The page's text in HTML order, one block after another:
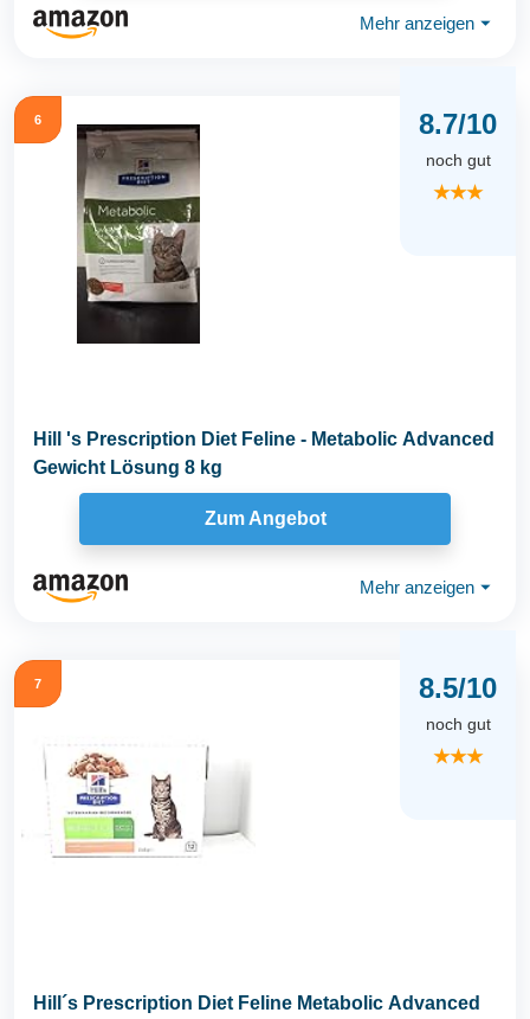
Mehr anzeigen ⏷
6 8.7/10
noch gut
★★★
Hill 's Prescription Diet Feline - Metabolic Advanced
Gewicht Lösung 8 kg
Zum Angebot
Mehr anzeigen ⏷
7 8.5/10
noch gut
★★★
Hill´s Prescription Diet Feline Metabolic Advanced